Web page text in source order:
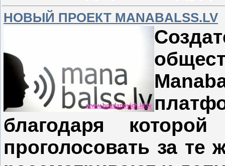
НОВЫЙ ПРОЕКТ MANABALSS.LV
благодаря
проголосовать за те